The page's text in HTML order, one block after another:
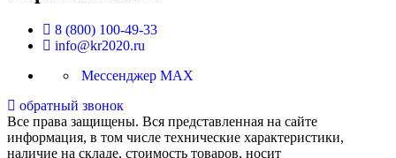
8 (800) 100-49-33
info@kr2020.ru
Мессенджер MAX
обратный звонок
Все права защищены. Вся представленная на сайте
информация, в том числе технические характеристики,
наличие на складе, стоимость товаров, носит